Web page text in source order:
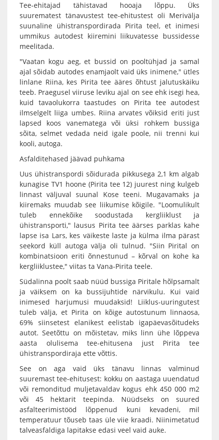
Tee-ehitajad tähistavad hooaja lõppu. Üks
suurematest tänavustest tee-ehitustest oli Merivälja
suunaline ühistranspordirada Pirita teel, et inimesi
ummikus autodest kiiremini liikuvatesse bussidesse
meelitada.
"Vaatan kogu aeg, et bussid on pooltühjad ja samal
ajal sõidab autodes enamjaolt vaid üks inimene," ütles
linlane Riina, kes Pirita tee ääres õhtust jalutuskäiku
teeb. Praegusel viiruse leviku ajal on see ehk isegi hea,
kuid tavaolukorra taastudes on Pirita tee autodest
ilmselgelt liiga umbes. Riina arvates võiksid eriti just
lapsed koos vanematega või üksi rohkem bussiga
sõita, selmet vedada neid igale poole, nii trenni kui
kooli, autoga.
Asfalditehased jäävad puhkama
Uus ühistranspordi sõidurada pikkusega 2,1 km algab
kunagise TV1 hoone (Pirita tee 12) juurest ning kulgeb
linnast väljuval suunal Kose teeni. Mugavamaks ja
kiiremaks muudab see liikumise kõigile. "Loomulikult
tuleb ennekõike soodustada kergliiklust ja
ühistransporti," lausus Pirita tee äärses parklas kahe
lapse isa Lars, kes väikeste laste ja külma ilma pärast
seekord küll autoga välja oli tulnud. "Siin Pirital on
kombinatsioon eriti õnnestunud – kõrval on kohe ka
kergliiklustee," viitas ta Vana-Pirita teele.
Südalinna poolt saab nüüd bussiga Piritale hõlpsamalt
ja väiksem on ka bussijuhtide närvikulu. Kui vaid
inimesed harjumusi muudaksid! Liiklus-uuringutest
tuleb välja, et Pirita on kõige autostunum linnaosa,
69% siinsetest elanikest eelistab igapäevasõitudeks
autot. Seetõttu on mõistetav, miks linn ühe lõppeva
aasta olulisema tee-ehitusena just Pirita tee
ühistranspordiraja ette võttis.
See on aga vaid üks tänavu linnas valminud
suuremast tee-ehitusest: kokku on aastaga uuendatud
või remonditud muljetavaldav kogus ehk 450 000 m2
või 45 hektarit teepinda. Nüüdseks on suured
asfalteerimistööd lõppenud kuni kevadeni, mil
temperatuur tõuseb taas üle viie kraadi. Niinimetatud
talveasfaldiga lapitakse edasi veel vaid auke.